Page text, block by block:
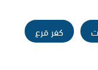
كفر قرع